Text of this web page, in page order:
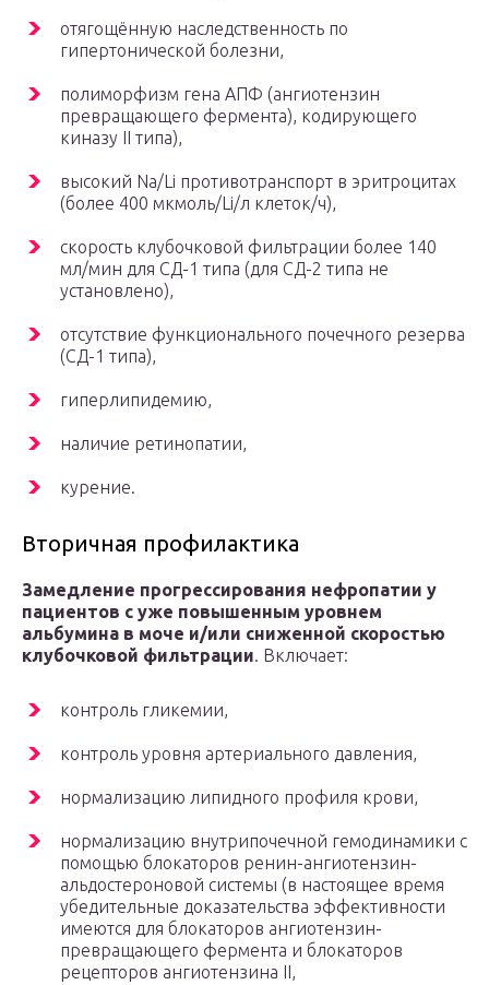
отягощённую наследственность по
гипертонической болезни,
полиморфизм гена АПФ (ангиотензин
превращающего фермента), кодирующего
киназу II типа),
высокий Na/Li противотранспорт в эритроцитах
(более 400 мкмоль/Li/л клеток/ч),
скорость клубочковой фильтрации более 140
мл/мин для СД-1 типа (для СД-2 типа не
установлено),
отсутствие функционального почечного резерва
(СД-1 типа),
гиперлипидемию,
наличие ретинопатии,
курение.
Вторичная профилактика
Замедление прогрессирования нефропатии у
пациентов с уже повышенным уровнем
альбумина в моче и/или сниженной скоростью
клубочковой фильтрации. Включает:
контроль гликемии,
контроль уровня артериального давления,
нормализацию липидного профиля крови,
нормализацию внутрипочечной гемодинамики с
помощью блокаторов ренин-ангиотензин-
альдостероновой системы (в настоящее время
убедительные доказательства эффективности
имеются для блокаторов ангиотензин-
превращающего фермента и блокаторов
рецепторов ангиотензина II,